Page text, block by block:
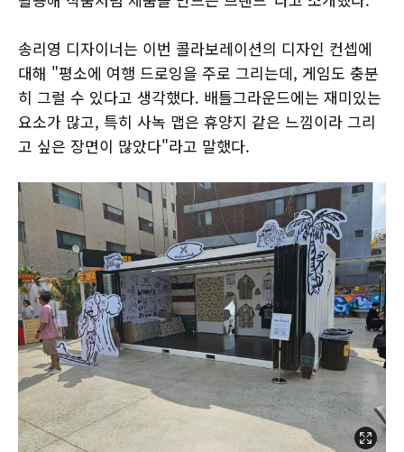
송리영 디자이너는 이번 콜라보레이션의 디자인 컨셉에
대해 "평소에 여행 드로잉을 주로 그리는데, 게임도 충분
히 그럴 수 있다고 생각했다. 배틀그라운드에는 재미있는
요소가 많고, 특히 사녹 맵은 휴양지 같은 느낌이라 그리
고 싶은 장면이 많았다"라고 말했다.